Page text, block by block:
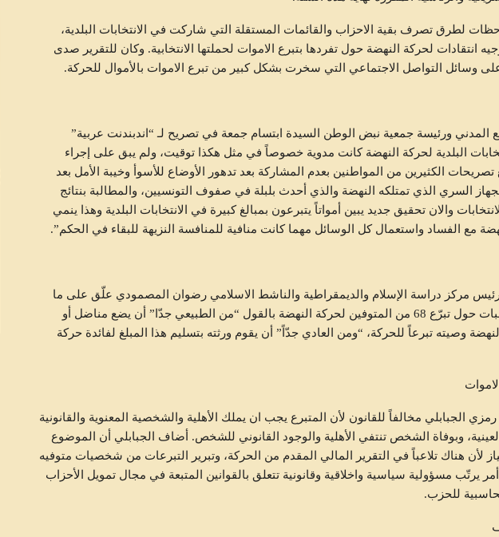
لطرق تصرف بقية الاحزاب والقائمات المستقلة التي شاركت في الانتخابات البلدية،
انتقادات لحركة النهضة حول تفردها بتبرع الاموات لحملتها الانتخابية. وكان للتقرير صدى
وسائل التواصل الاجتماعي التي سخرت بشكل كبير من تبرع الاموات بالأموال للحركة.
المدني ورئيسة جمعية نبض الوطن السيدة ابتسام جمعة في تصريح لـ “اندبندنت عربية”
البلدية لحركة النهضة كانت مدوية خصوصاً في مثل هكذا توقيت، ولم يبق على إجراء
تصريحات الكثيرين من المواطنين بعدم المشاركة بعد تدهور الأوضاع للأسوأ وخيبة الأمل بعد
بعد قضية الجهاز السري الذي تمتلكه النهضة والذي أحدث بلبلة في صفوف التونسيين، والمطالبة بنتائج
والان تحقيق جديد يبين أمواتاً يتبرعون بمبالغ كبيرة في الانتخابات البلدية وهذا ينمي
مع الفساد واستعمال كل الوسائل مهما كانت منافية للمنافسة النزيهة للبقاء في الحكم”.
مركز دراسة الإسلام والديمقراطية والناشط الاسلامي رضوان المصمودي علّق على ما
جاء في تقرير دائرة المحاسبات حول تبرّع 68 من المتوفين لحركة النهضة بالقول “من الطبيعي جدّا” أن يضع مناضل أو
وصيته تبرعاً للحركة، “ومن العادي جدّاً” أن يقوم ورثته بتسليم هذا المبلغ لفائدة حركة
رمزي الجبابلي مخالفاً للقانون لأن المتبرع يجب ان يملك الأهلية والشخصية المعنوية والقانونية
وبوفاة الشخص تنتفي الأهلية والوجود القانوني للشخص. أضاف الجبابلي أن الموضوع
لأن هناك تلاعباً في التقرير المالي المقدم من الحركة، وتبرير التبرعات من شخصيات متوفيه
توفي قبل 12 سنة أمر يرتّب مسؤولية سياسية واخلاقية وقانونية تتعلق بالقوانين المتبعة في مجال تمويل الأحزاب
للحزب.
أغسطس 5, 2026 HALKETWASSL